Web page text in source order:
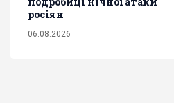
росіян
06.08.2026